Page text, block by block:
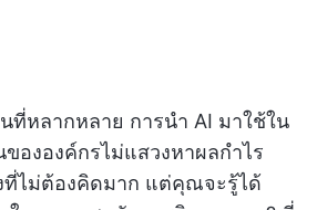
ที่หลากหลาย การนำ AI มาใช้ใน
ององค์กรไม่แสวงหาผลกำไร
ที่ไม่ต้องคิดมาก แต่คุณจะรู้ได้